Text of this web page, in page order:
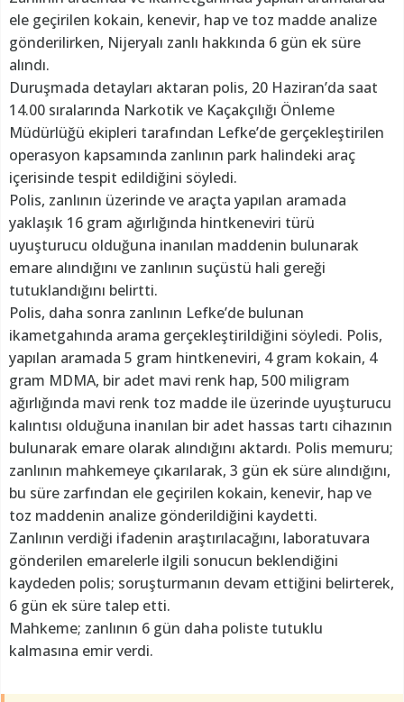
ele geçirilen kokain, kenevir, hap ve toz madde analize
gönderilirken, Nijeryalı zanlı hakkında 6 gün ek süre
alındı.
Duruşmada detayları aktaran polis, 20 Haziran’da saat
14.00 sıralarında Narkotik ve Kaçakçılığı Önleme
Müdürlüğü ekipleri tarafından Lefke’de gerçekleştirilen
operasyon kapsamında zanlının park halindeki araç
içerisinde tespit edildiğini söyledi.
Polis, zanlının üzerinde ve araçta yapılan aramada
yaklaşık 16 gram ağırlığında hintkeneviri türü
uyuşturucu olduğuna inanılan maddenin bulunarak
emare alındığını ve zanlının suçüstü hali gereği
tutuklandığını belirtti.
Polis, daha sonra zanlının Lefke’de bulunan
ikametgahında arama gerçekleştirildiğini söyledi. Polis,
yapılan aramada 5 gram hintkeneviri, 4 gram kokain, 4
gram MDMA, bir adet mavi renk hap, 500 miligram
ağırlığında mavi renk toz madde ile üzerinde uyuşturucu
kalıntısı olduğuna inanılan bir adet hassas tartı cihazının
bulunarak emare olarak alındığını aktardı. Polis memuru;
zanlının mahkemeye çıkarılarak, 3 gün ek süre alındığını,
bu süre zarfından ele geçirilen kokain, kenevir, hap ve
toz maddenin analize gönderildiğini kaydetti.
Zanlının verdiği ifadenin araştırılacağını, laboratuvara
gönderilen emarelerle ilgili sonucun beklendiğini
kaydeden polis; soruşturmanın devam ettiğini belirterek,
6 gün ek süre talep etti.
Mahkeme; zanlının 6 gün daha poliste tutuklu
kalmasına emir verdi.